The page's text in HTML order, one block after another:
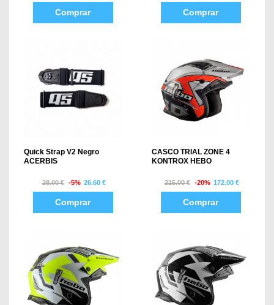
Comprar Comprar
Quick Strap V2 Negro
ACERBIS
28.00 € -5% 26.60 €
Comprar
CASCO TRIAL ZONE 4
KONTROX HEBO
215.00 € -20% 172.00 €
Comprar